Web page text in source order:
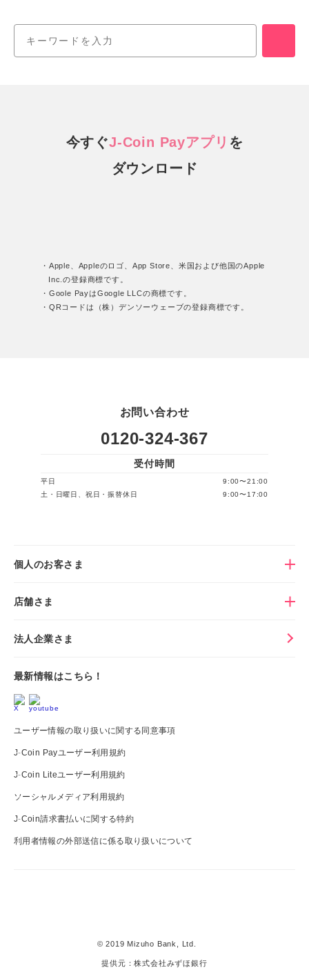
今すぐJ-Coin Payアプリ を
ダウンロード
・Apple、Appleのロゴ、App Store、米国および他国のApple
Inc.の登録商標です。
・Goole PayはGoogle LLCの商標です。
・QRコードは（株）デンソーウェーブの登録商標です。
お問い合わせ
0120-324-367
受付時間
平日
9:00〜21:00
土・日曜日、祝日・振替休日
9:00〜17:00
個人のお客さま
店舗さま
法人企業さま
最新情報はこちら！
ユーザー情報の取り扱いに関する同意事項
J-Coin Payユーザー利用規約
J-Coin Liteユーザー利用規約
ソーシャルメディア利用規約
J-Coin請求書払いに関する特約
利用者情報の外部送信に係る取り扱いについて
© 2019 Mizuho Bank, Ltd.
提供元：株式会社みずほ銀行